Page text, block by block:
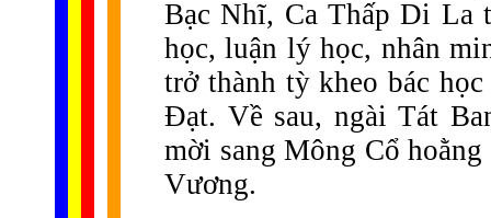
Bạc Nhĩ, Ca Thấp Di La
học, luận lý học, nhân
trở thành tỳ kheo bác
Đạt. Về sau, ngài Tát
mời sang Mông Cổ
Vương.